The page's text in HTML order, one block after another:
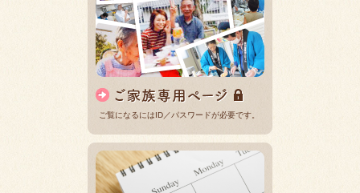
ご覧になるにはID／パスワードが必要です。